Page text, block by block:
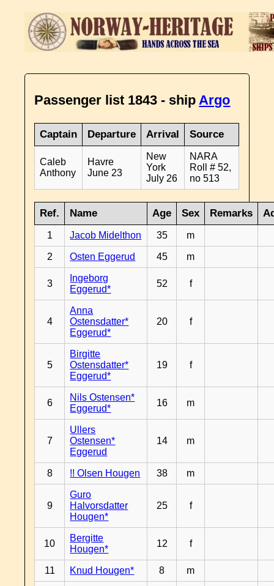
Passenger list 1843 - shipArgo
Captain Departure Arrival Source
Caleb
Anthony
Havre
June 23
New
York
July 26
NARA
Roll # 52,
no 513
Ref. Name Age Sex Remarks
1 Jacob Midelthon 35 m
2 Osten Eggerud 45 m
3
Ingeborg
Eggerud*
52 f
4
Anna
Ostensdatter*
Eggerud*
20 f
5
Birgitte
Ostensdatter*
Eggerud*
19 f
6
Nils Ostensen*
Eggerud*
16 m
7
Ullers
Ostensen*
Eggerud
14 m
8 !! Olsen Hougen 38 m
9
Guro
Halvorsdatter
Hougen*
25 f
10
Bergitte
Hougen*
12 f
11 Knud Hougen* 8 m